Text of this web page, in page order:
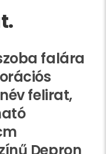
falára
felirat,